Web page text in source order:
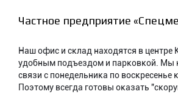
Частное предприятие
Наш офис и склад находятся в центре
удобным подъездом и парковкой. Мы
связи с понедельника по воскресенье
Поэтому всегда готовы оказать